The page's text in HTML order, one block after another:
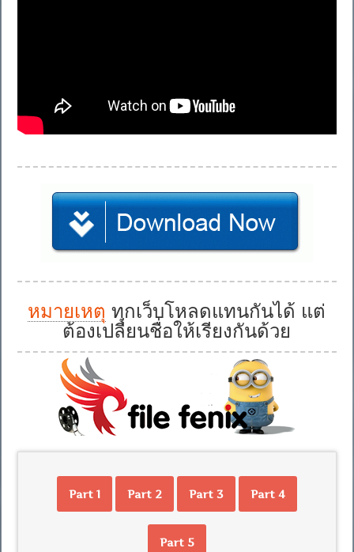
หมายเหตุ ทุกเว็บโหลดแทนกันได้ แต่
ต้องเปลี่ยนชื่อให้เรียงกันด้วย
Part 1 Part 2 Part 3 Part 4
Part 5